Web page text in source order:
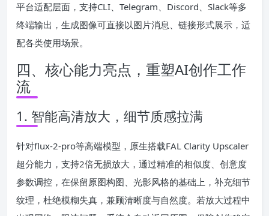
平台适配层面，支持CLI、Telegram、Discord、Slack等多
终端输出，生成图像可直接以图片消息、链接形式展示，适
配各类使用场景。
四、核心能力亮点，重塑AI创作工作
流
1. 智能高清放大，细节质感拉满
针对flux-2-pro等高端模型，原生搭载FAL Clarity Upscaler
超分能力，支持2倍无损放大，通过精准的相似度、创意度
参数调控，在保留原图构图、光影风格的基础上，补充细节
纹理，杜绝模糊失真，兼顾清晰度与自然度。若放大过程中